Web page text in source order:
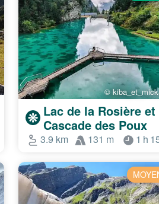
©
Lac de la Rosière et
Cascade des Poux
3.9 km 131 m 1 h